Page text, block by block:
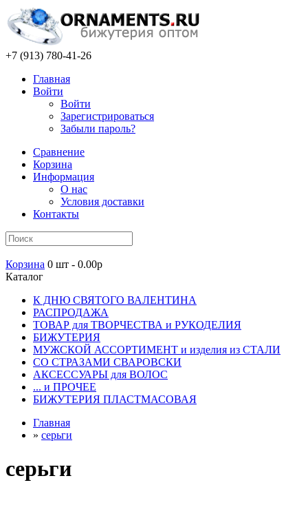
+7 (913) 780-41-26
Главная
Войти
Войти
Зарегистрироваться
Забыли пароль?
Сравнение
Корзина
Информация
О нас
Условия доставки
Контакты
Корзина 0 шт - 0.00р
Каталог
К ДНЮ СВЯТОГО ВАЛЕНТИНА
РАСПРОДАЖА
ТОВАР для ТВОРЧЕСТВА и РУКОДЕЛИЯ
БИЖУТЕРИЯ
МУЖСКОЙ АССОРТИМЕНТ и изделия из СТАЛИ
СО СТРАЗАМИ СВАРОВСКИ
АКСЕССУАРЫ для ВОЛОС
... и ПРОЧЕЕ
БИЖУТЕРИЯ ПЛАСТМАСОВАЯ
Главная
» серьги
серьги